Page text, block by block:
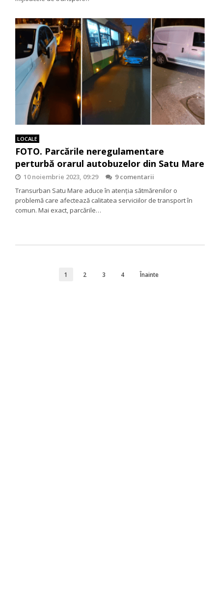
LOCALE
FOTO. Parcările neregulamentare
perturbă orarul autobuzelor din Satu Mare
10 noiembrie 2023, 09:29
9 comentarii
Transurban Satu Mare aduce în atenția sătmărenilor o
problemă care afectează calitatea serviciilor de transport în
comun. Mai exact, parcările…
1 2 3 4 Înainte